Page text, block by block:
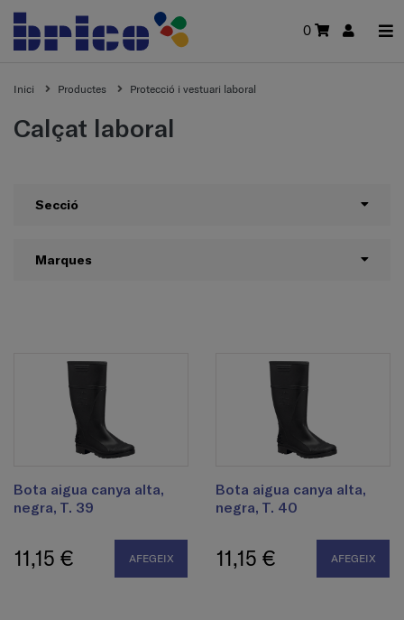
0
Inici Productes Protecció i vestuari laboral
Calçat laboral
Secció
Marques
Bota aigua canya alta,
negra, T. 39
11,15 € AFEGEIX
Bota aigua canya alta,
negra, T. 40
11,15 € AFEGEIX